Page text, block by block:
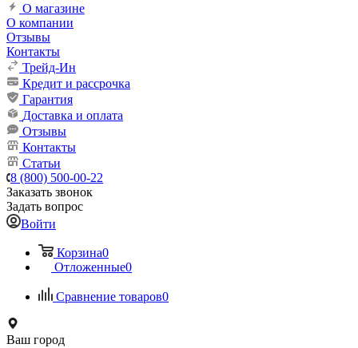
О магазине
О компании
Отзывы
Контакты
Трейд-Ин
Кредит и рассрочка
Гарантия
Доставка и оплата
Отзывы
Контакты
Статьи
8 (800) 500-00-22
Заказать звонок
Задать вопрос
Войти
Корзина0
Отложенные0
Сравнение товаров0
Ваш город